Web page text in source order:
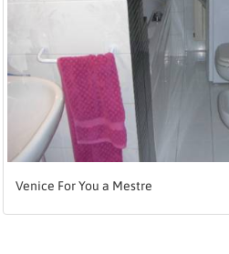
Venice For You a Mestre